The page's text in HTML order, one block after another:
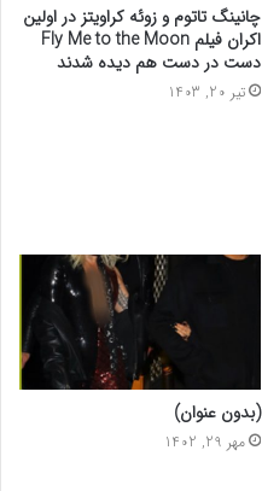
چانینگ تاتوم و زوئه کراویتز در اولین
اکران فیلم Fly Me to the Moon
دست در دست هم دیده شدند
تیر 20, 1403
(بدون عنوان)
مهر 29, 1402